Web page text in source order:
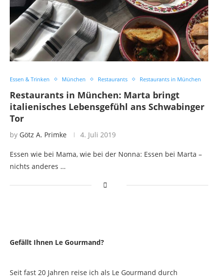
Essen & Trinken München Restaurants Restaurants in München
Restaurants in München: Marta bringt
italienisches Lebensgefühl ans Schwabinger
Tor
by Götz A. Primke 4. Juli 2019
Essen wie bei Mama, wie bei der Nonna: Essen bei Marta –
nichts anderes …
Gefällt Ihnen Le Gourmand?
Seit fast 20 Jahren reise ich als Le Gourmand durch